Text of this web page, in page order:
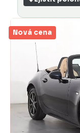
Nová cena